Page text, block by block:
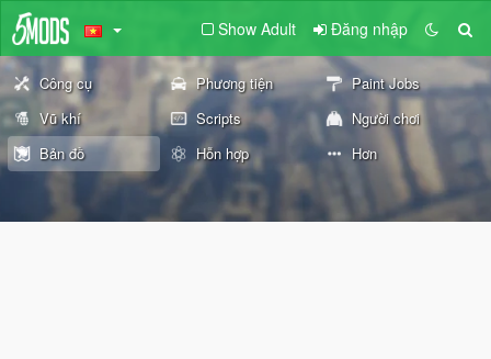
Show Adult Đăng nhập
Công cụ Phương tiện
Paint Jobs
Vũ khí
Scripts
Người chơi
Bản đồ
Hỗn hợp Hơn